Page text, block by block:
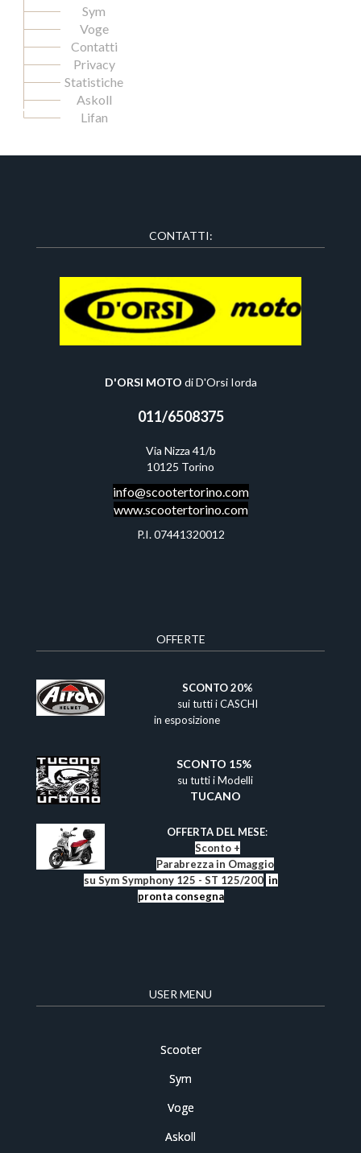
Sym
Voge
Contatti
Privacy
Statistiche
Askoll
Lifan
CONTATTI:
D'ORSI MOTO di D'Orsi Iorda
011/6508375
Via Nizza 41/b
10125 Torino
info@scootertorino.com
www.scootertorino.com
P.I. 07441320012
OFFERTE
SCONTO 20%
sui tutti i CASCHI
in esposizione
SCONTO 15%​
su tutti i Modelli
TUCANO
OFFERTA DEL MESE:
Sconto +
Parabrezza in Omaggio
su Sym Symphony 125 - ST 125/200 in
pronta consegna
USER MENU
Scooter
Sym
Voge
Askoll